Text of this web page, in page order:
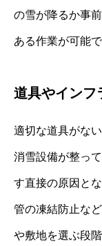
の雪が降るか事
ある作業が可能で
道具やインフ
適切な道具がな
消雪設備が整っ
す直接の原因と
管の凍結防止な
や敷地を選ぶ段